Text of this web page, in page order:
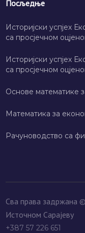
Посљедње
Историјски успјех
са просјечном
Историјски успјех
са просјечном
Основе математике
Математика за
Рачуноводство са
Сва права задржана
Источном Сарајеву
+387 57 226 651